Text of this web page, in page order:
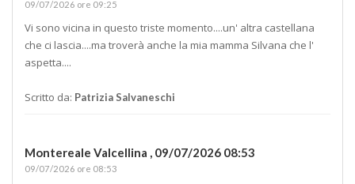
09/07/2026 ore 09:25
Vi sono vicina in questo triste momento....un' altra castellana
che ci lascia....ma troverà anche la mia mamma Silvana che l'
aspetta....
Scritto da: Patrizia Salvaneschi
Montereale Valcellina , 09/07/2026 08:53
09/07/2026 ore 08:53